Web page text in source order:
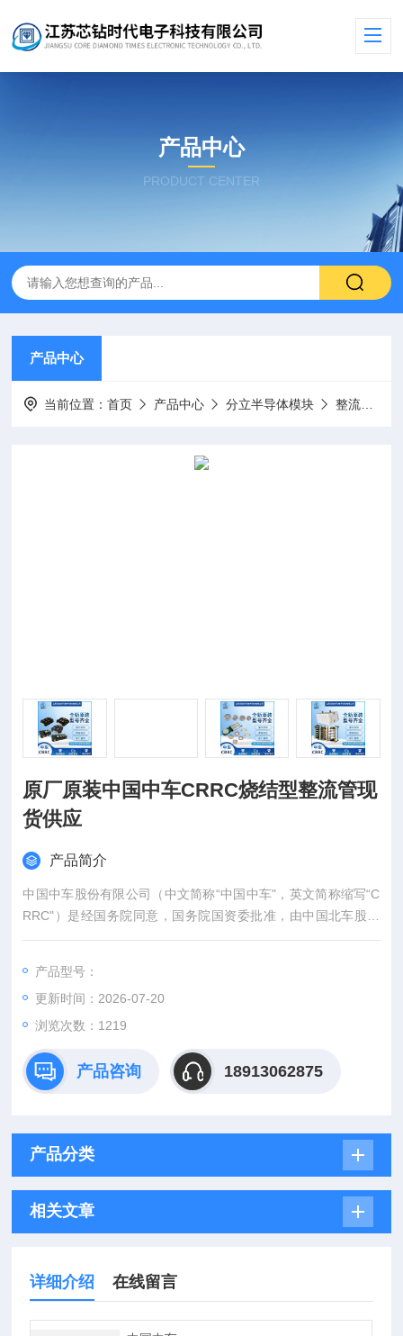
产品中心
PRODUCT CENTER
产品中心
当前位置：首页 产品中心 分立半导体模块 整流管
原厂原装中国中车CRRC烧结型整流管现
货供应
产品简介
中国中车股份有限公司（中文简称“中国中车"，英文简称缩写“C
RRC"）是经国务院同意，国务院国资委批准，由中国北车股份
有限公司、中国南车股份有限公司按照对等原则合并组建的A+H
上海证券交易所和香港联交所成功上市。现有46家全资及控股子
公司，员工17万余人。总部设在北京。原厂原装中国中车CRRC
烧结型整流管现货供应
产品型号：
更新时间：2026-07-20
浏览次数：1219
产品咨询 18913062875
产品分类
相关文章
详细介绍 在线留言